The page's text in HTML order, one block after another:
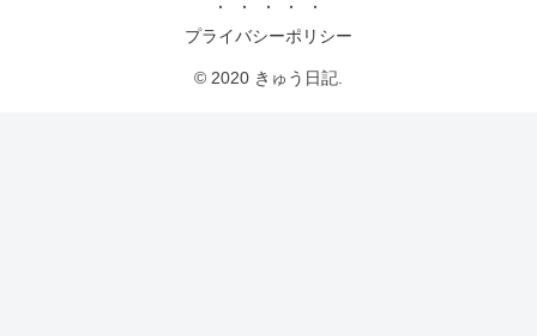
プライバシーポリシー
© 2020 きゅう日記.